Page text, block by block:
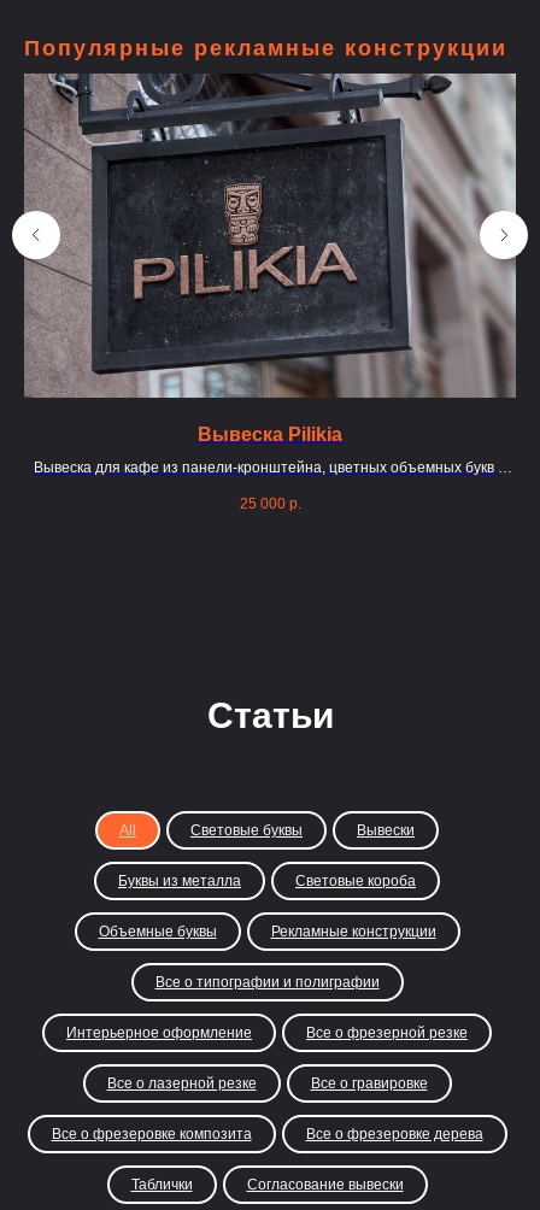
Популярные рекламные конструкции
Вывеска Pilikia
Вывеска для кафе из панели-кронштейна, цветных объемных букв и
25 000 р.
Статьи
All Световые буквы Вывески
Буквы из металла Световые короба
Объемные буквы Рекламные конструкции
Все о типографии и полиграфии
Интерьерное оформление Все о фрезерной резке
Все о лазерной резке Все о гравировке
Все о фрезеровке композита Все о фрезеровке дерева
Таблички Согласование вывески